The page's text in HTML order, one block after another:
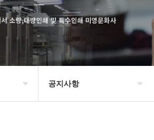
소량,대량인쇄 및 특수인쇄 미영문화사
공지사항